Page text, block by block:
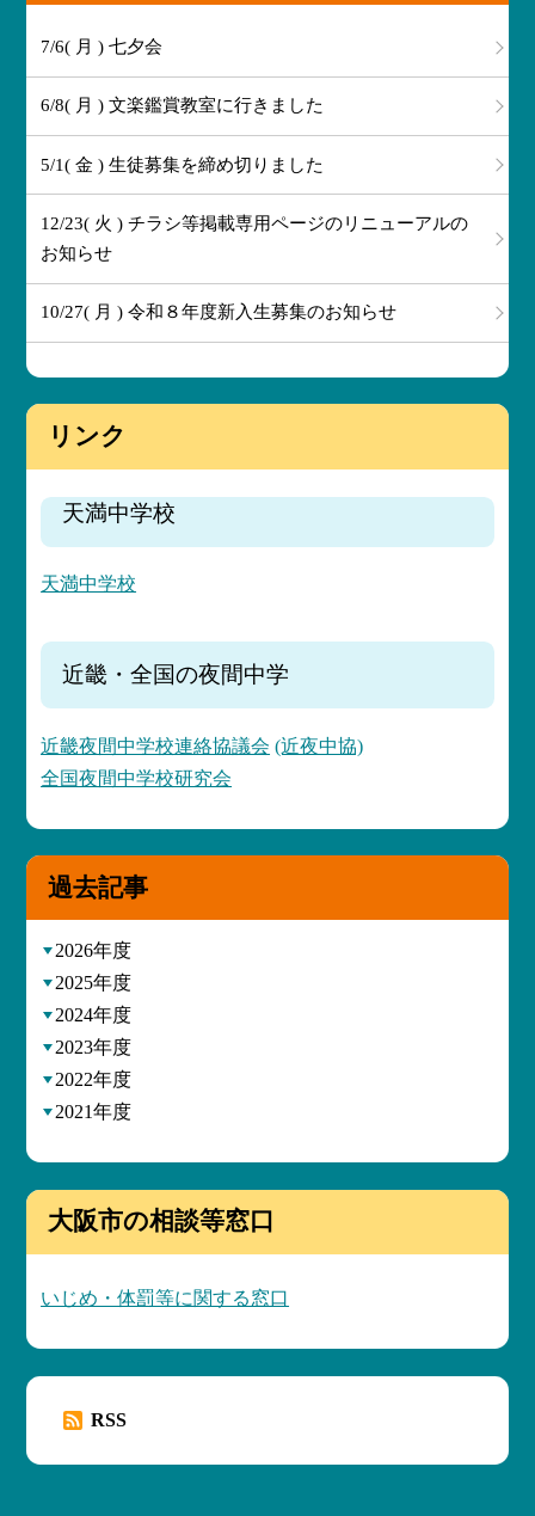
7/6( 月 ) 七夕会
6/8( 月 ) 文楽鑑賞教室に行きました
5/1( 金 ) 生徒募集を締め切りました
12/23( 火 ) チラシ等掲載専用ページのリニューアルの
お知らせ
10/27( 月 ) 令和８年度新入生募集のお知らせ
リンク
天満中学校
天満中学校
近畿・全国の夜間中学
近畿夜間中学校連絡協議会 (近夜中協)
全国夜間中学校研究会
過去記事
2026年度
2025年度
2024年度
2023年度
2022年度
2021年度
大阪市の相談等窓口
いじめ・体罰等に関する窓口
RSS